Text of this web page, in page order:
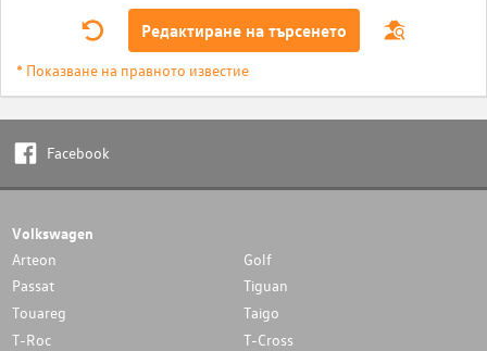
Редактиране на търсенето
* Показване на правното известие
Facebook
Volkswagen
Arteon
Golf
Passat
Tiguan
Touareg
Taigo
T-Roc
T-Cross